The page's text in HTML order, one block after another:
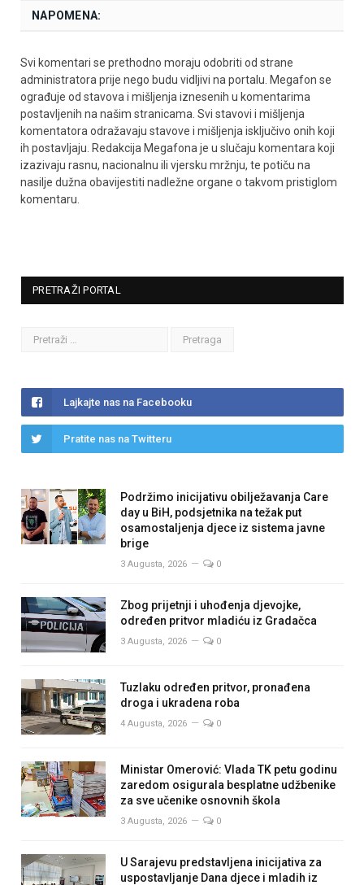
NAPOMENA:
Svi komentari se prethodno moraju odobriti od strane
administratora prije nego budu vidljivi na portalu. Megafon se
ograđuje od stavova i mišljenja iznesenih u komentarima
postavljenih na našim stranicama. Svi stavovi i mišljenja
komentatora odražavaju stavove i mišljenja isključivo onih koji
ih postavljaju. Redakcija Megafona je u slučaju komentara koji
izazivaju rasnu, nacionalnu ili vjersku mržnju, te potiču na
nasilje dužna obavijestiti nadležne organe o takvom pristiglom
komentaru.
PRETRAŽI PORTAL
Lajkajte nas na Facebooku
Pratite nas na Twitteru
Podržimo inicijativu obilježavanja Care
day u BiH, podsjetnika na težak put
osamostaljenja djece iz sistema javne
brige
3 Augusta, 2026 0
Zbog prijetnji i uhođenja djevojke,
određen pritvor mladiću iz Gradačca
3 Augusta, 2026 0
Tuzlaku određen pritvor, pronađena
droga i ukradena roba
4 Augusta, 2026 0
Ministar Omerović: Vlada TK petu godinu
zaredom osigurala besplatne udžbenike
za sve učenike osnovnih škola
3 Augusta, 2026 0
U Sarajevu predstavljena inicijativa za
uspostavljanje Dana djece i mladih iz